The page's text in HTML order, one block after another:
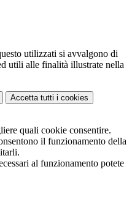
utilizzati si avvalgono di
utili alle finalità illustrate nella
Accetta tutti i cookies
quali cookie consentire.
il funzionamento della
al funzionamento potete